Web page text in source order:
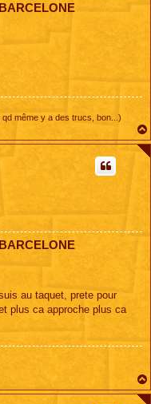
même y a des trucs, bon...)
au taquet, prete pour
plus ca approche plus ca